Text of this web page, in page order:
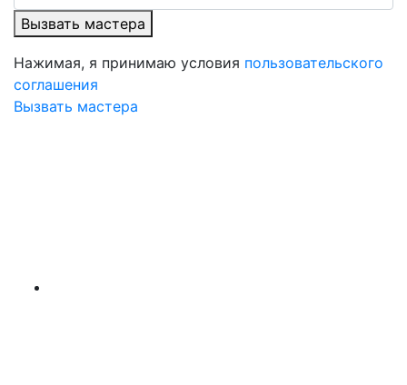
Вызвать мастера
Нажимая, я принимаю условия пользовательского
соглашения
Вызвать мастера